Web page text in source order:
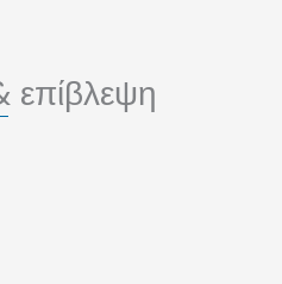
επίβλεψη